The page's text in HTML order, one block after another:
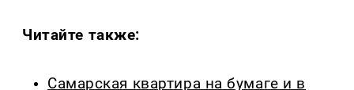
Читайте также:
Самарская квартира на бумаге и в